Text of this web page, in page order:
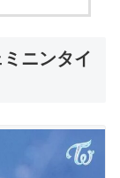
ニンタイ